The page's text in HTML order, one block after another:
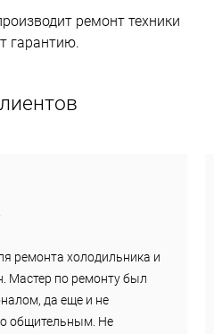
ремонт техники
гарантию.
ремонта холодильника и
Мастер по ремонту был
да еще и не
общительным. Не